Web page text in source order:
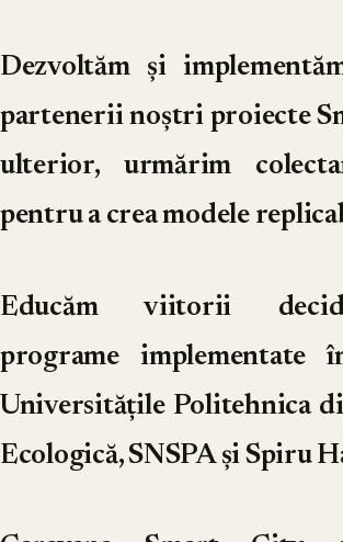
Dezvoltămși
partenerii noștri proiecte
ulterior, urmărim
pentru a crea modele
Educămviitorii
programe implementate
Universitățile Politehnica
Ecologică, SNSPA și Spiru